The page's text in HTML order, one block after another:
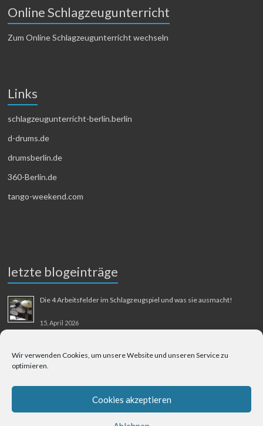
Wir verwenden Cookies, um unsere Website und unseren Service zu
optimieren.
Cookies akzeptieren
Online Schlagzeugunterricht
Zum Online Schlagzeugunterricht wechseln
Links
schlagzeugunterricht-berlin.berlin
d-drums.de
drumsberlin.de
360-Berlin.de
tango-weekend.com
letzte blogeinträge
Die 4 Arbeitsfelder im Schlagzeugspiel und was sie ausmacht!
15. April 2026
31. August 2025
Berliner Flughafen Tegel – Berlin-Bangkok